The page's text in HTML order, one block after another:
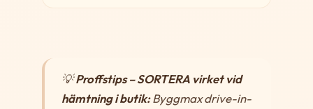
💡Proffstips – SORTERA virket vid
hämtning i butik:Byggmax drive-in-